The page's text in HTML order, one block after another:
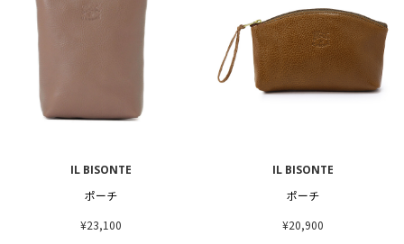
IL BISONTE
ポーチ
¥23,100
IL BISONTE
ポーチ
¥20,900